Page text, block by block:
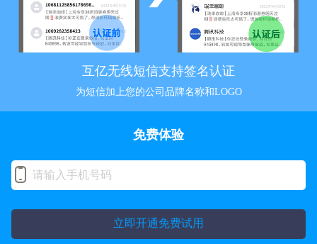
互亿无线短信支持签名认证
为短信加上您的公司品牌名称和LOGO
免费体验
立即开通免费试用